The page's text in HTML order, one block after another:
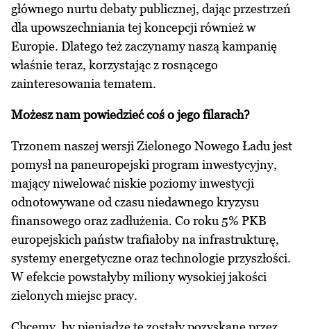
głównego nurtu debaty publicznej, dając przestrzeń
dla upowszechniania tej koncepcji również w
Europie. Dlatego też zaczynamy naszą kampanię
właśnie teraz, korzystając z rosnącego
zainteresowania tematem.
Możesz nam powiedzieć coś o jego filarach?
Trzonem naszej wersji Zielonego Nowego Ładu jest
pomysł na paneuropejski program inwestycyjny,
mający niwelować niskie poziomy inwestycji
odnotowywane od czasu niedawnego kryzysu
finansowego oraz zadłużenia. Co roku 5% PKB
europejskich państw trafiałoby na infrastrukturę,
systemy energetyczne oraz technologie przyszłości.
W efekcie powstałyby miliony wysokiej jakości
zielonych miejsc pracy.